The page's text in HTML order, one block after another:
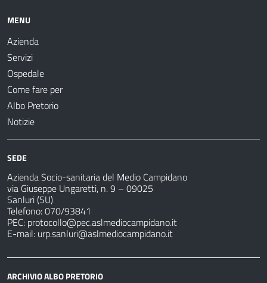
MENU
Azienda
Servizi
Ospedale
Come fare per
Albo Pretorio
Notizie
SEDE
Azienda Socio-sanitaria del Medio Campidano
via Giuseppe Ungaretti, n. 9 – 09025
Sanluri (SU)
Telefono: 070/93841
PEC: protocollo@pec.aslmediocampidano.it
E-mail: urp.sanluri@aslmediocampidano.it
ARCHIVIO ALBO PRETORIO